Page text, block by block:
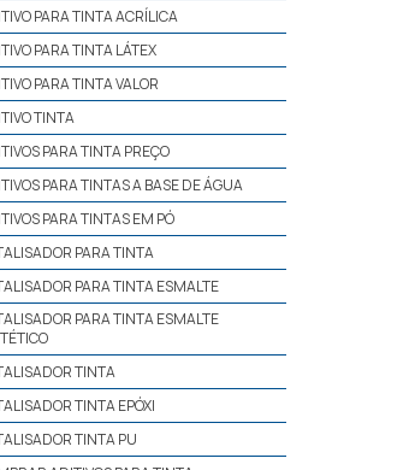
PARA TINTA ACRÍLICA
PARA TINTA LÁTEX
PARA TINTA VALOR
TINTA
PARA TINTA PREÇO
PARA TINTAS A BASE DE ÁGUA
PARA TINTAS EM PÓ
PARA TINTA
PARA TINTA ESMALTE
PARA TINTA ESMALTE
TINTA
TINTA EPÓXI
TINTA PU